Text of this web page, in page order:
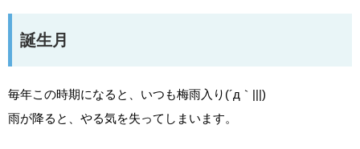
誕生月
毎年この時期になると、いつも梅雨入り(´д｀|||)
雨が降ると、やる気を失ってしまいます。